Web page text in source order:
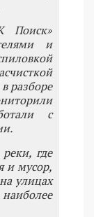
Поиск»
и
разборе
с
где
и мусор,
улицах